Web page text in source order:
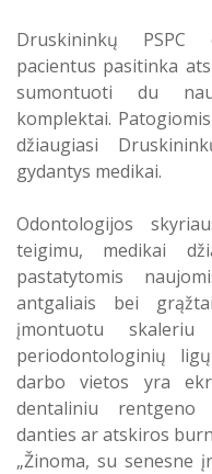
darbo
PSPC
Druskininkų PSPC
pacientus pasitinka
sumontuoti du
komplektai.
džiaugiasi
gydantys medikai.
Odontologijos
teigimu, medikai
pastatytomis
antgaliais bei
įmontuotu
periodontologinių
darbo vietos yra
dentaliniu rentgeno
danties ar atskiros
„Žinoma, su senesne